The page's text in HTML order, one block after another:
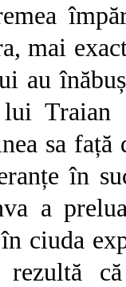
mai
au
lui
sa
în
a
în ciuda
rezultă